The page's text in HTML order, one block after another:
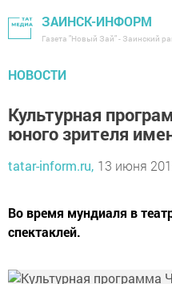
ЗАИНСК-ИНФОРМ
Газета "Новый Зай" - Заинский
НОВОСТИ
Культурная
юного зрителя
tatar-inform.ru, 13 июня
Во время мундиаля в
спектаклей.